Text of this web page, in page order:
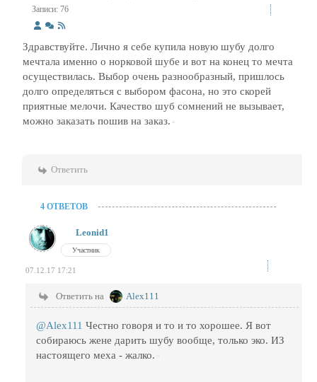
Записи: 76
Здравствуйте. Лично я себе купила новую шубу долго
мечтала именно о норковой шубе и вот на конец то мечта
осуществилась. Выбор очень разнообразный, пришлось
долго определяться с выбором фасона, но это скорей
приятные мелочи. Качество шуб сомнений не вызывает,
можно заказать пошив на заказ.
Ответить
4 ОТВЕТОВ
Leonid1
Участник
07.12.17 17:21
Ответить на Alex111
@Alex111 Честно говоря и то и то хорошее. Я вот
собираюсь жене дарить шубу вообще, только эко. ИЗ
настоящего меха - жалко.